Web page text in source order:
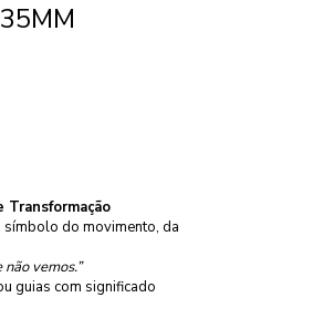
Transformação
símbolo do movimento, da
vemos.”
guias com significado